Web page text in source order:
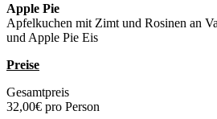
Apple Pie
Apfelkuchen mit Zimt und Rosinen an
und Apple Pie Eis
Preise
Gesamtpreis
32,00€ pro Person